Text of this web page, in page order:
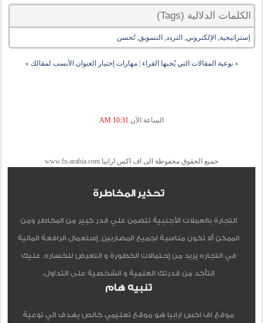
الكلمات الدلالية (Tags)
إستراتيجية, الإلكتروني, التردد, التسويق,تُحسن
« نوعية المقالات التي يُحبها القراء |مهارات إختيار العنوان الأنسب لمقالك »
الساعة الآن 10:31 AM
جميع الحقوق محفوظة الى اف اكس ارابيا www.fx-arabia.com
تحذير المخاطرة
التجارة بالعملات الأجنبية تتضمن علي قدر كبير من المخاطر ومن
الممكن ألا تكون مناسبة لجميع المضاربين, إستعمال الرافعة المالية
في التجاره يزيد من إحتمالات الخطورة و التعرض للخساره, عليك
التأكد من قدرتك العلمية و الشخصية على التداول.
تنبيه هام
موقع اف اكس ارابيا هو موقع تعليمي خالص يهدف الي توعية